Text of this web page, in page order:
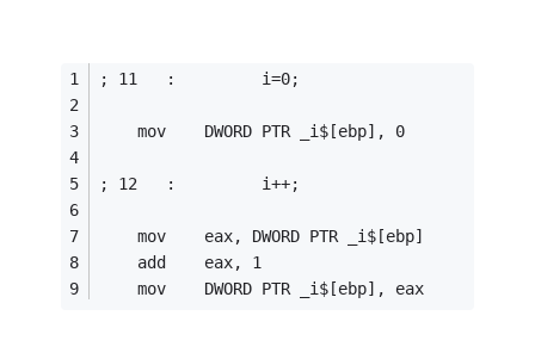
; 11   :         i=0;
    mov    DWORD PTR _i$[ebp], 0
; 12   :         i++;
    mov    eax, DWORD PTR _i$[ebp]
    add    eax, 1
    mov    DWORD PTR _i$[ebp], eax